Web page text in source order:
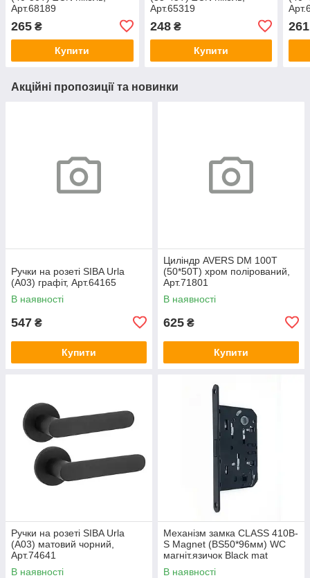
Арт.68189
265 ₴
Купити
Арт.65319
248₴
Купити
261
Акційні пропозиції та новинки
Ручки на розеті SIBA Urla
(А03) графіт, Арт.64165
В наявності
547 ₴
Купити
Циліндр AVERS DM 100T
(50*50T) хром полірований,
Арт.71801
В наявності
625 ₴
Купити
Ручки на розеті SIBA Urla
(А03) матовий чорний,
Арт.74641
В наявності
Механізм замка CLASS 410B-
S Magnet (BS50*96мм) WC
магніт.язичок Black mat
чорний матовий, Арт.74647
В наявності